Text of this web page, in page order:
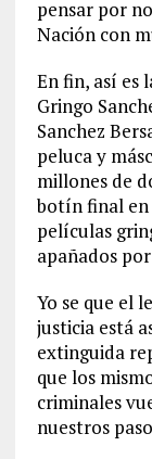
pensar por
Nación con
En fin, así es
Gringo
Sanchez
peluca y
millones de
botín final en
películas
apañados
Yo se que el
justicia está
extinguida
que los
criminales
nuestros